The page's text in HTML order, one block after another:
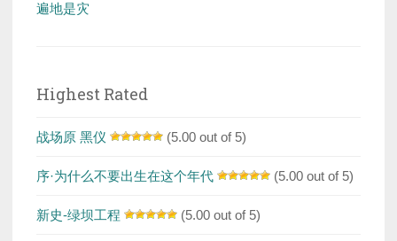
遍地是灾
Highest Rated
战场原 黑仪 (5.00 out of 5)
序·为什么不要出生在这个年代 (5.00 out of 5)
新史-绿坝工程 (5.00 out of 5)